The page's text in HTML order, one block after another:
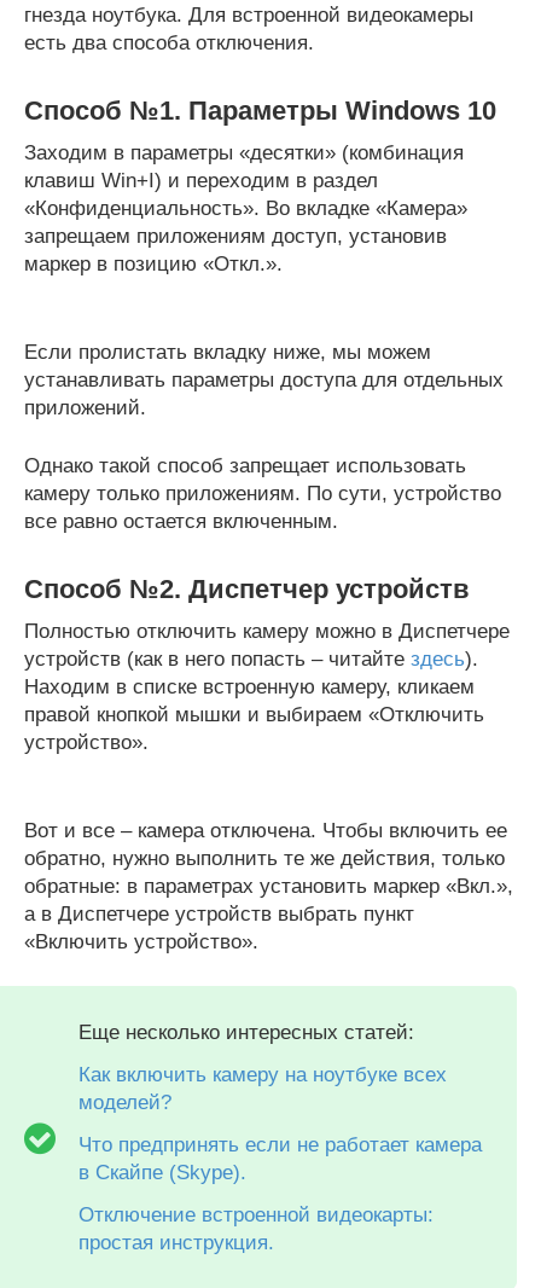
гнезда ноутбука. Для встроенной видеокамеры
есть два способа отключения.
Способ №1. Параметры Windows 10
Заходим в параметры «десятки» (комбинация
клавиш Win+I) и переходим в раздел
«Конфиденциальность». Во вкладке «Камера»
запрещаем приложениям доступ, установив
маркер в позицию «Откл.».
Если пролистать вкладку ниже, мы можем
устанавливать параметры доступа для отдельных
приложений.
Однако такой способ запрещает использовать
камеру только приложениям. По сути, устройство
все равно остается включенным.
Способ №2. Диспетчер устройств
Полностью отключить камеру можно в Диспетчере
устройств (как в него попасть – читайте здесь).
Находим в списке встроенную камеру, кликаем
правой кнопкой мышки и выбираем «Отключить
устройство».
Вот и все – камера отключена. Чтобы включить ее
обратно, нужно выполнить те же действия, только
обратные: в параметрах установить маркер «Вкл.»,
а в Диспетчере устройств выбрать пункт
«Включить устройство».
Еще несколько интересных статей:
Как включить камеру на ноутбуке всех
моделей?
Что предпринять если не работает камера
в Скайпе (Skype).
Отключение встроенной видеокарты:
простая инструкция.